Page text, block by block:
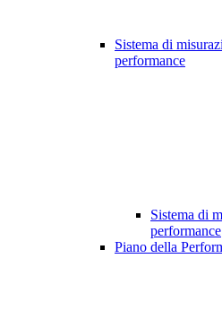
Sistema di
performance
Sistema di
performance
Piano della